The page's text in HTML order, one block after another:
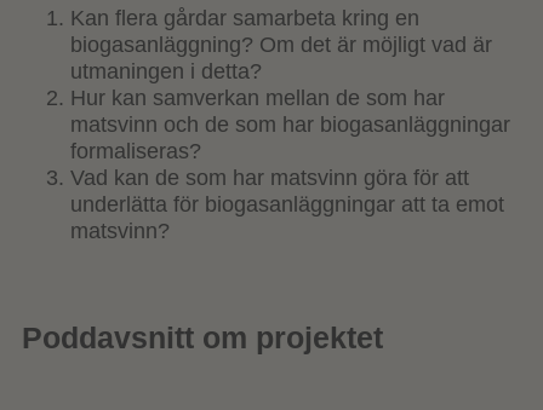
Kan flera gårdar samarbeta kring en
biogasanläggning? Om det är möjligt vad är
utmaningen i detta?
Hur kan samverkan mellan de som har
matsvinn och de som har biogasanläggningar
formaliseras?
Vad kan de som har matsvinn göra för att
underlätta för biogasanläggningar att ta emot
matsvinn?
Poddavsnitt om projektet